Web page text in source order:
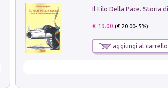
€ 19.00 (€20.00- 5%)
aggiungi al carrello